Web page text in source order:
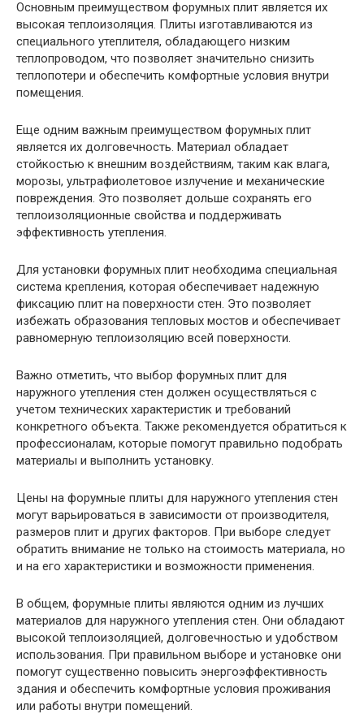
Основным преимуществом форумных плит является их
высокая теплоизоляция. Плиты изготавливаются из
специального утеплителя, обладающего низким
теплопроводом, что позволяет значительно снизить
теплопотери и обеспечить комфортные условия внутри
помещения.
Еще одним важным преимуществом форумных плит
является их долговечность. Материал обладает
стойкостью к внешним воздействиям, таким как влага,
морозы, ультрафиолетовое излучение и механические
повреждения. Это позволяет дольше сохранять его
теплоизоляционные свойства и поддерживать
эффективность утепления.
Для установки форумных плит необходима специальная
система крепления, которая обеспечивает надежную
фиксацию плит на поверхности стен. Это позволяет
избежать образования тепловых мостов и обеспечивает
равномерную теплоизоляцию всей поверхности.
Важно отметить, что выбор форумных плит для
наружного утепления стен должен осуществляться с
учетом технических характеристик и требований
конкретного объекта. Также рекомендуется обратиться к
профессионалам, которые помогут правильно подобрать
материалы и выполнить установку.
Цены на форумные плиты для наружного утепления стен
могут варьироваться в зависимости от производителя,
размеров плит и других факторов. При выборе следует
обратить внимание не только на стоимость материала, но
и на его характеристики и возможности применения.
В общем, форумные плиты являются одним из лучших
материалов для наружного утепления стен. Они обладают
высокой теплоизоляцией, долговечностью и удобством
использования. При правильном выборе и установке они
помогут существенно повысить энергоэффективность
здания и обеспечить комфортные условия проживания
или работы внутри помещений.